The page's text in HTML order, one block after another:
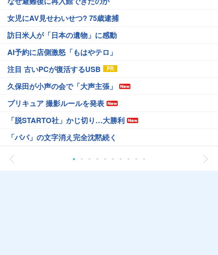
女児にAV見せわいせつ? 75歳逮捕
訪日米人が「日本の遺物」に感動
AI予約に店側激怒「もはやテロ」
注目 古いPCが復活するUSB
久保田が小声の会で「大声主張」
プリキュア 撮影ルールを発表
「脱STARTO社」かじ切り…大勝利
「パパ」の文字消え完全沈黙続く